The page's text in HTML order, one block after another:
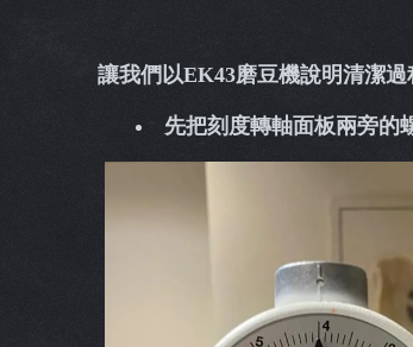
讓我們以EK43磨豆機說明清潔
先把刻度轉軸面板兩旁的